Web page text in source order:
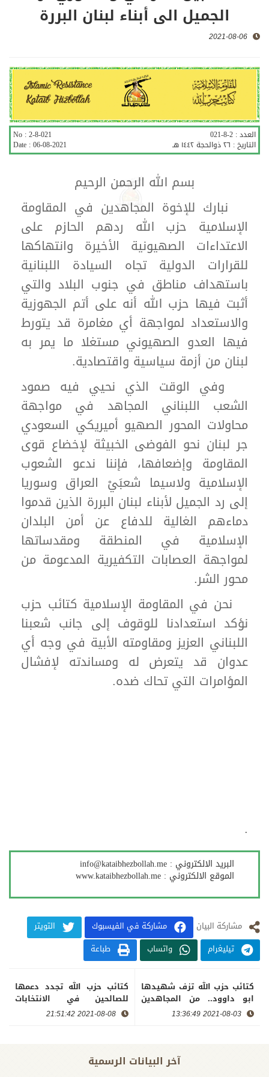
الجميل الى أبناء لبنان البررة
2021-08-06
العدد : 2-8-021
التاريخ : ٢٦ ذوالحجة ١٤٤٢ هـ
No :2-8-021
Date :06-08-2021
بسم الله الرحمن الرحيم
نبارك للإخوة المجاهدين في المقاومة
الإسلامية حزب الله ردهم الحازم على
الاعتداءات الصهيونية الأخيرة وانتهاكها
للقرارات الدولية تجاه السيادة اللبنانية
باستهداف مناطق في جنوب البلاد والتي
أثبت فيها حزب الله أنه على أتم الجهوزية
والاستعداد لمواجهة أي مغامرة قد يتورط
فيها العدو الصهيوني مستغلا ما يمر به
لبنان من أزمة سياسية واقتصادية.
وفي الوقت الذي نحيي فيه صمود
الشعب اللبناني المجاهد في مواجهة
محاولات المحور الصهيو أميريكي السعودي
جر لبنان نحو الفوضى الخبيثة لإخضاع قوى
المقاومة وإضعافها، فإننا ندعو الشعوب
الإسلامية ولاسيما شعبَيْ العراق وسوريا
إلى رد الجميل لأبناء لبنان البررة الذين قدموا
دماءهم الغالية للدفاع عن أمن البلدان
الإسلامية في المنطقة ومقدساتها
لمواجهة العصابات التكفيرية المدعومة من
محور الشر.
نحن في المقاومة الإسلامية كتائب حزب
نؤكد استعدادنا للوقوف إلى جانب شعبنا
اللبناني العزيز ومقاومته الأبية في وجه أي
عدوان قد يتعرض له ومساندته لإفشال
المؤامرات التي تحاك ضده.
.
البرید الالكتروني : info@kataibhezbollah.me
الموقع الالكتروني : www.kataibhezbollah.me
مشارکة البيان مشاركة في الفيسبوك
التويتر
تيليغرام
واتساب طباعة
كتائب حزب الله تزف شهيدها
ابو داوود.. من المجاهدين
الأوائل الذين أذاقوا الاحتلال
الأمريكي مرّ الهزيمة في
2021-08-03 13:36:49
كتائب حزب الله تجدد دعمها
للصالحين في الانتخابات
وتؤكد: من لهم حق علينا
نعتقد بوجوب حفظهم شرعا
2021-08-08 21:51:42
آخر البیانات الرسمية